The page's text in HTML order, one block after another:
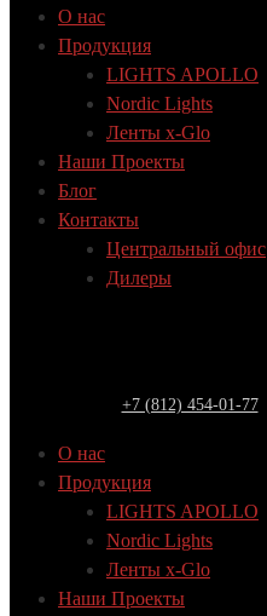
О нас
Продукция
LIGHTS APOLLO
Nordic Lights
Ленты x-Glo
Наши Проекты
Блог
Контакты
Центральный офис
Дилеры
+7 (812) 454-01-77
О нас
Продукция
LIGHTS APOLLO
Nordic Lights
Ленты x-Glo
Наши Проекты